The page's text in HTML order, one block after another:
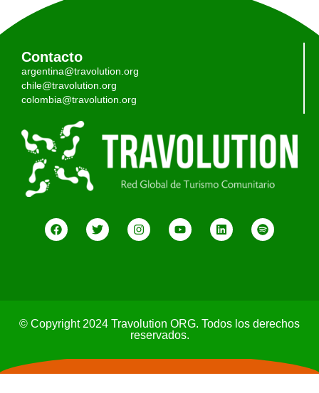
Contacto
argentina@travolution.org
chile@travolution.org
colombia@travolution.org
© Copyright 2024 Travolution ORG. Todos los derechos
reservados.